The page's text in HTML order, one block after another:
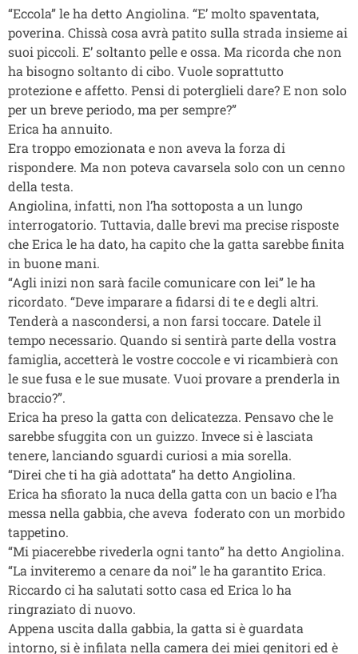
“Eccola” le ha detto Angiolina. “E’ molto spaventata,
poverina. Chissà cosa avrà patito sulla strada insieme ai
suoi piccoli. E’ soltanto pelle e ossa. Ma ricorda che non
ha bisogno soltanto di cibo. Vuole soprattutto
protezione e affetto. Pensi di poterglieli dare? E non solo
per un breve periodo, ma per sempre?”
Erica ha annuito.
Era troppo emozionata e non aveva la forza di
rispondere. Ma non poteva cavarsela solo con un cenno
della testa.
Angiolina, infatti, non l’ha sottoposta a un lungo
interrogatorio. Tuttavia, dalle brevi ma precise risposte
che Erica le ha dato, ha capito che la gatta sarebbe finita
in buone mani.
“Agli inizi non sarà facile comunicare con lei” le ha
ricordato. “Deve imparare a fidarsi di te e degli altri.
Tenderà a nascondersi, a non farsi toccare. Datele il
tempo necessario. Quando si sentirà parte della vostra
famiglia, accetterà le vostre coccole e vi ricambierà con
le sue fusa e le sue musate. Vuoi provare a prenderla in
braccio?”.
Erica ha preso la gatta con delicatezza. Pensavo che le
sarebbe sfuggita con un guizzo. Invece si è lasciata
tenere, lanciando sguardi curiosi a mia sorella.
“Direi che ti ha già adottata” ha detto Angiolina.
Erica ha sfiorato la nuca della gatta con un bacio e l’ha
messa nella gabbia, che aveva foderato con un morbido
tappetino.
“Mi piacerebbe rivederla ogni tanto” ha detto Angiolina.
“La inviteremo a cenare da noi” le ha garantito Erica.
Riccardo ci ha salutati sotto casa ed Erica lo ha
ringraziato di nuovo.
Appena uscita dalla gabbia, la gatta si è guardata
intorno, si è infilata nella camera dei miei genitori ed è